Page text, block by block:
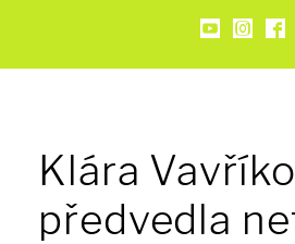
Klára
předvedla